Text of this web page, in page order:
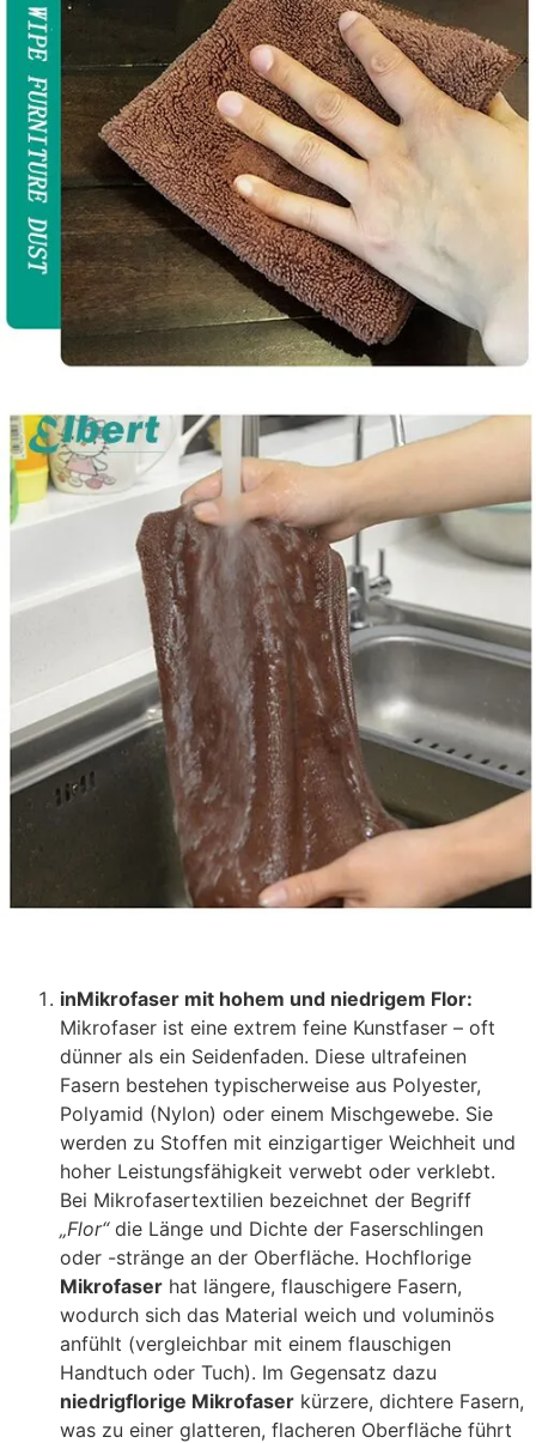
inMikrofaser mit hohem und niedrigem Flor:
Mikrofaser ist eine extrem feine Kunstfaser – oft
dünner als ein Seidenfaden. Diese ultrafeinen
Fasern bestehen typischerweise aus Polyester,
Polyamid (Nylon) oder einem Mischgewebe. Sie
werden zu Stoffen mit einzigartiger Weichheit und
hoher Leistungsfähigkeit verwebt oder verklebt.
Bei Mikrofasertextilien bezeichnet der Begriff
„Flor“die Länge und Dichte der Faserschlingen
oder -stränge an der Oberfläche. Hochflorige
Mikrofaser hat längere, flauschigere Fasern,
wodurch sich das Material weich und voluminös
anfühlt (vergleichbar mit einem flauschigen
Handtuch oder Tuch). Im Gegensatz dazu
niedrigflorige Mikrofaser kürzere, dichtere Fasern,
was zu einer glatteren, flacheren Oberfläche führt